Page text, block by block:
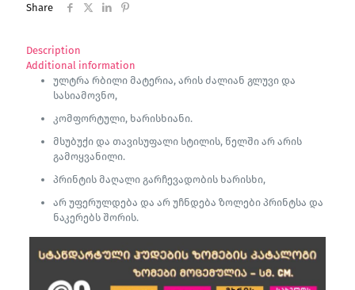
Share
Description
Additional information
ულტრა რბილი მატერია, არის ძალიან გლუვი და
სასიამოვნო,
კომფორტული, ხარისხიანი.
მსუბუქი და თავისუფალი სტილის, წელში არ არის
გამოყვანილი.
პრინტის მაღალი გარჩევადობის ხარისხი,
არ უფერულდება და არ უჩნდება ზოლები პრინტსა და
ნაკერებს შორის.